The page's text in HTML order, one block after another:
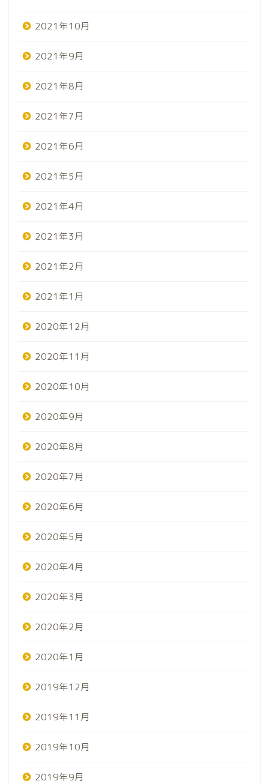
2021年10月
2021年9月
2021年8月
2021年7月
2021年6月
2021年5月
2021年4月
2021年3月
2021年2月
2021年1月
2020年12月
2020年11月
2020年10月
2020年9月
2020年8月
2020年7月
2020年6月
2020年5月
2020年4月
2020年3月
2020年2月
2020年1月
2019年12月
2019年11月
2019年10月
2019年9月